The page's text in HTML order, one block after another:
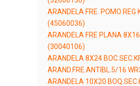
ARANDELA FRE. POMO REG
(45060036)
ARANDELA FRE PLANA
(30040106)
ARANDELA 8X24
ARAND.FRE.ANTIBL.5/16
ARANDELA 10X20